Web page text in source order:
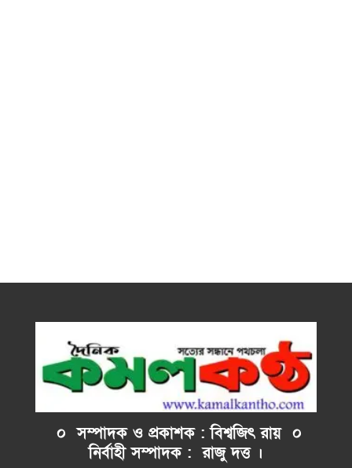
০ সম্পাদক ও প্রকাশক : বিশ্বজিৎ রায় ০
নির্বাহীসম্পাদক : রাজু দত্ত ।